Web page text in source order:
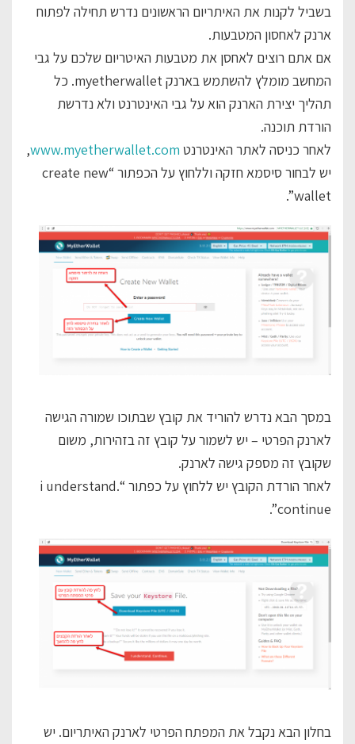
בשביל לקנות את האיתריום הראשונים נדרש תחילה לפתוח
ארנק לאחסון המטבעות.
אם אתם רוצים לאחסן את מטבעות האיטריום שלכם על גבי
המחשב מומלץ להשתמש בארנק myetherwallet. כל
תהליך יצירת הארנק הוא על גבי האינטרנט ולא נדרשת
הורדת תוכנה.
לאחר כניסה לאתר האינטרנט www.myetherwallet.com
,
יש לבחור סיסמא חזקה וללחוץ על הכפתור “create new
wallet”.
במסך הבא נדרש להוריד את קובץ שבתוכו שמורה הגישה
לארנק הפרטי – יש לשמור על קובץ זה בזהירות, משום
שקובץ זה מספק גישה לארנק.
לאחר הורדת הקובץ יש ללחוץ על כפתור “i understand.
continue”.
בחלון הבא נקבל את המפתח הפרטי לארנק האיתריום. יש